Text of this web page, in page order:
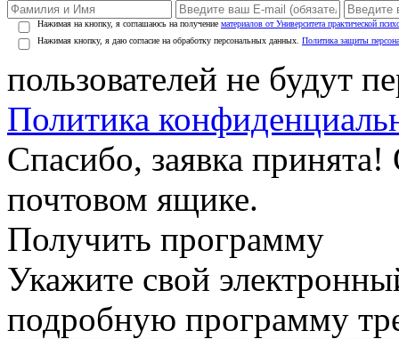
Нажимая на кнопку, я соглашаюсь на получение материалов от Университета практической
Нажимая кнопку, я даю согласие на обработку персональных данных. Политика защиты
пользователей не будут
Политика
Спасибо, заявка
почтовом ящике.
Получить программу
Укажите свой
подробную программу